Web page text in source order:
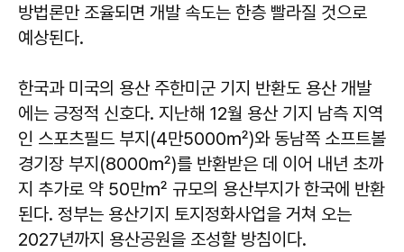
방법론만 조율되면 개발 속도는 한층 빨라질 것으로
예상된다.
한국과 미국의 용산 주한미군 기지 반환도 용산 개발
에는 긍정적 신호다. 지난해 12월 용산 기지 남측 지역
인 스포츠필드 부지(4만5000㎡)와 동남쪽 소프트볼
경기장 부지(8000㎡)를 반환받은 데 이어 내년 초까
지 추가로 약 50만㎡ 규모의 용산부지가 한국에 반환
된다. 정부는 용산기지 토지정화사업을 거쳐 오는
2027년까지 용산공원을 조성할 방침이다.